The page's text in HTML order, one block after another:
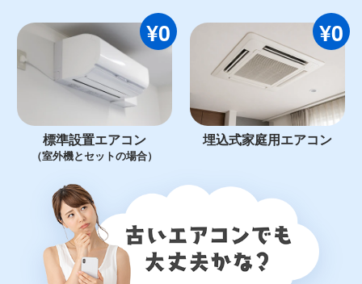
¥0
標準設置エアコン
（室外機とセットの場合）
¥0
埋込式家庭用エアコン